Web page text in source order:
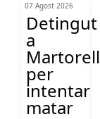
07 Agost 2026
Detingut
a
Martorell
per
intentar
matar